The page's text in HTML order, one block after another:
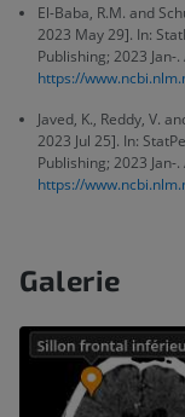
El-Baba, R.M. and
2023 May 29]. In:
Publishing; 2023 Jan-
https://
Javed, K., Reddy, V.
2023 Jul 25]. In:
Publishing; 2023 Jan-
https://
Galerie